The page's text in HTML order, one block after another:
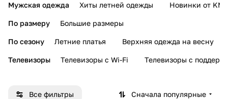
Мужская одежда Хиты летней одежды Новинки от KMI
По размеру Большие размеры
По сезону Летние платья Верхняя одежда на весну
Телевизоры Телевизоры с Wi-Fi Телевизоры с
Все фильтры Сначала популярные